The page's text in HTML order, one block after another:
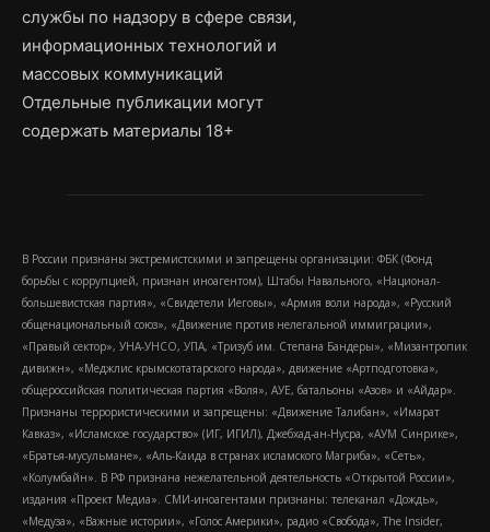
службы по надзору в сфере связи,
информационных технологий и
массовых коммуникаций
Отдельные публикации могут
содержать материалы 18+
В России признаны экстремистскими и запрещены организации: ФБК (Фонд
борьбы с коррупцией, признан иноагентом), Штабы Навального, «Национал-
большевистская партия», «Свидетели Иеговы», «Армия воли народа», «Русский
общенациональный союз», «Движение против нелегальной иммиграции»,
«Правый сектор», УНА-УНСО, УПА, «Тризуб им. Степана Бандеры», «Мизантропик
дивижн», «Меджлис крымскотатарского народа», движение «Артподготовка»,
общероссийская политическая партия «Воля», АУЕ, батальоны «Азов» и «Айдар».
Признаны террористическими и запрещены: «Движение Талибан», «Имарат
Кавказ», «Исламское государство» (ИГ, ИГИЛ), Джебхад-ан-Нусра, «АУМ Синрике»,
«Братья-мусульмане», «Аль-Каида в странах исламского Магриба», «Сеть»,
«Колумбайн». В РФ признана нежелательной деятельность «Открытой России»,
издания «Проект Медиа». СМИ-иноагентами признаны: телеканал «Дождь»,
«Медуза», «Важные истории», «Голос Америки», радио «Свобода», The Insider,